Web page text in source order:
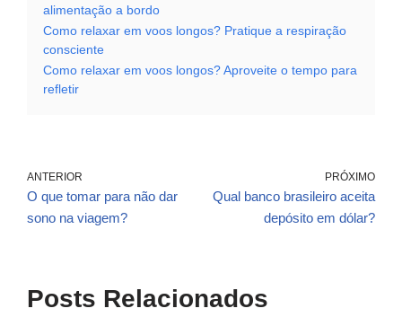
alimentação a bordo
Como relaxar em voos longos? Pratique a respiração
consciente
Como relaxar em voos longos? Aproveite o tempo para
refletir
ANTERIOR
O que tomar para não dar
sono na viagem?
PRÓXIMO
Qual banco brasileiro aceita
depósito em dólar?
Posts Relacionados